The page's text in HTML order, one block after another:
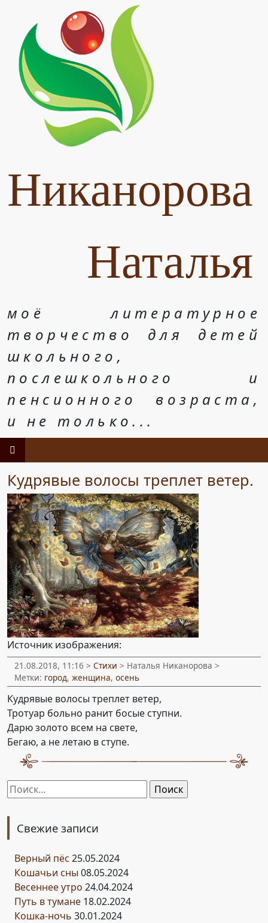
Никанорова
Наталья
моё литературное
творчество для детей
школьного,
послешкольного и
пенсионного возраста,
и не только...
Кудрявые волосы треплет ветер.
Источник изображения:
21.08.2018, 11:16 > Стихи > Наталья Никанорова >
Метки: город, женщина, осень
Кудрявые волосы треплет ветер,
Тротуар больно ранит босые ступни.
Дарю золото всем на свете,
Бегаю, а не летаю в ступе.
Найти:
Свежие записи
Верный пёс 25.05.2024
Кошачьи сны 08.05.2024
Весеннее утро 24.04.2024
Путь в тумане 18.02.2024
Кошка-ночь 30.01.2024